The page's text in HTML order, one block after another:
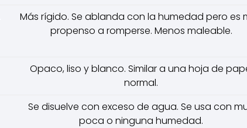
Más rígido. Se ablanda con la humedad pero es
propenso a romperse. Menos maleable.
Opaco, liso y blanco. Similar a una hoja de
normal.
Se disuelve con exceso de agua. Se usa con
poca o ninguna humedad.